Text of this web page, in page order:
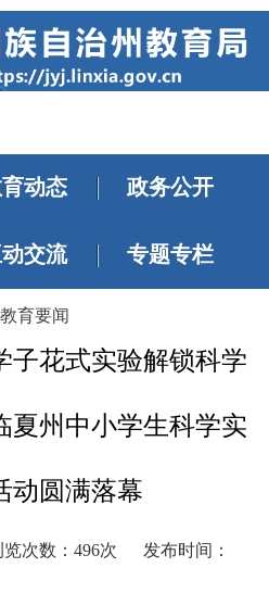
动态 政务公开
交流 专题专栏
教育要闻
子花式实验解锁科学
州中小学生科学实
动圆满落幕
次数： 496次 发布时间：